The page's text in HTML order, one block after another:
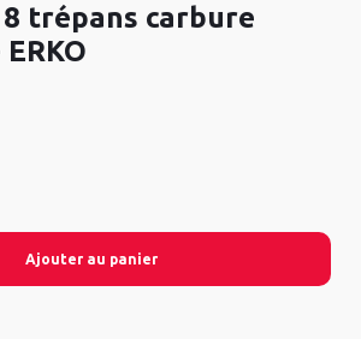
trépans carbure
Ajouter au panier